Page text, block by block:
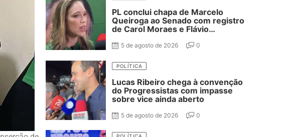
PL conclui chapa de Marcelo
Queiroga ao Senado com registro
de Carol Moraes e Flávio
5 de agosto de 2026 0
POLÍTICA
Lucas Ribeiro chega à convenção
do Progressistas com impasse
sobre vice ainda aberto
5 de agosto de 2026 0